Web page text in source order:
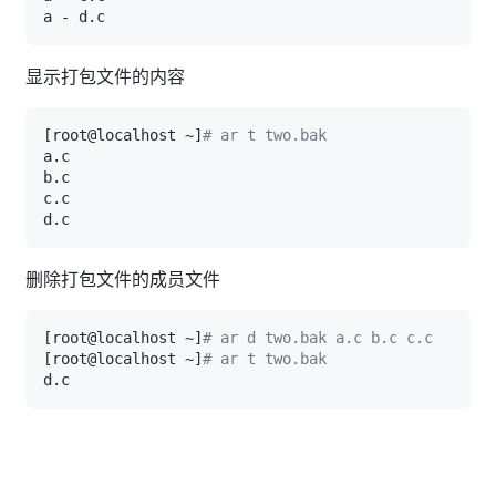
显示打包文件的内容
[ root@localhost ~] # ar t two.bak
删除打包文件的成员文件
[ root@localhost ~] # ar d two.bak a.c b.c c.c
[ root@localhost ~] # ar t two.bak